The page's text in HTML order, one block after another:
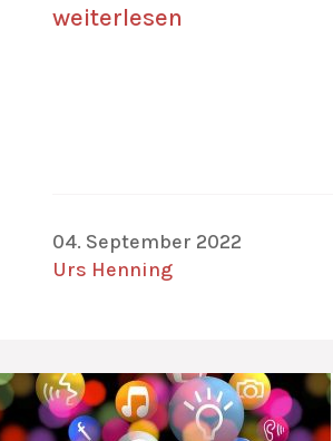
weiterlesen
04. September 2022
Urs Henning